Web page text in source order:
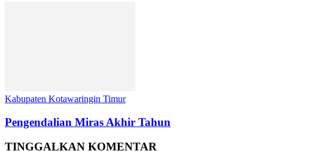
Kabupaten Kotawaringin Timur
Pengendalian Miras Akhir Tahun
TINGGALKAN KOMENTAR